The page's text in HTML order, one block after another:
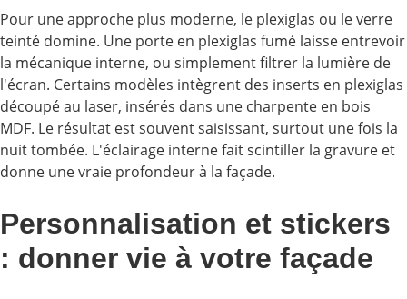
Pour une approche plus moderne, le plexiglas ou le verre
teinté domine. Une porte en plexiglas fumé laisse entrevoir
la mécanique interne, ou simplement filtrer la lumière de
l'écran. Certains modèles intègrent des inserts en plexiglas
découpé au laser, insérés dans une charpente en bois
MDF. Le résultat est souvent saisissant, surtout une fois la
nuit tombée. L'éclairage interne fait scintiller la gravure et
donne une vraie profondeur à la façade.
Personnalisation et stickers
: donner vie à votre façade